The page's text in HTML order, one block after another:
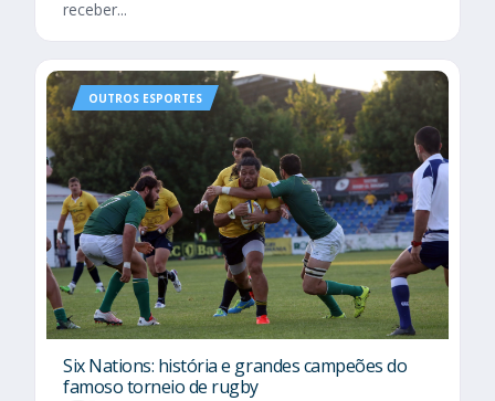
receber...
OUTROS ESPORTES
Six Nations​: história e grandes campeões do
famoso torneio de rugby